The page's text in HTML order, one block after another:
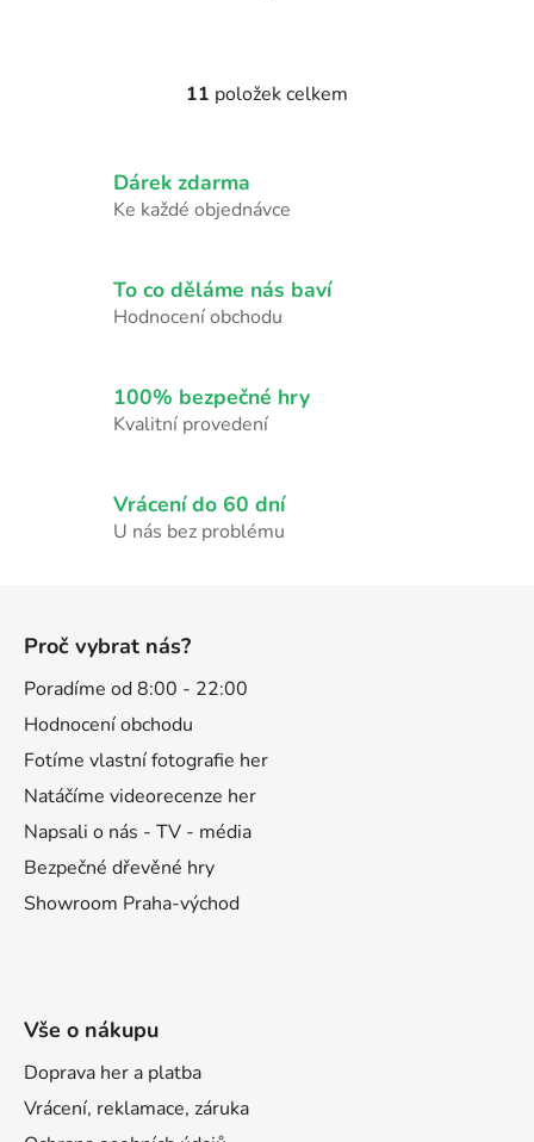
O
d
í
p
k
y
p
i
11 položek celkem
Dárek zdarma
Ke každé objednávce
To co děláme nás baví
Hodnocení obchodu
100% bezpečné hry
Kvalitní provedení
Vrácení do 60 dní
U nás bez problému
Proč vybrat nás?
Poradíme od 8:00 - 22:00
Hodnocení obchodu
Fotíme vlastní fotografie her
Natáčíme videorecenze her
Napsali o nás - TV - média
Bezpečné dřevěné hry
Showroom Praha-východ
Vše o nákupu
Doprava her a platba
Vrácení, reklamace, záruka